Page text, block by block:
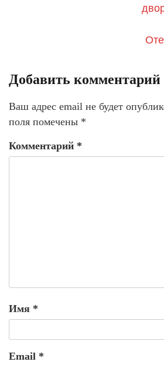
Добавить комментарий
Ваш адрес email не будет
поля помечены *
Комментарий *
Имя *
Email *